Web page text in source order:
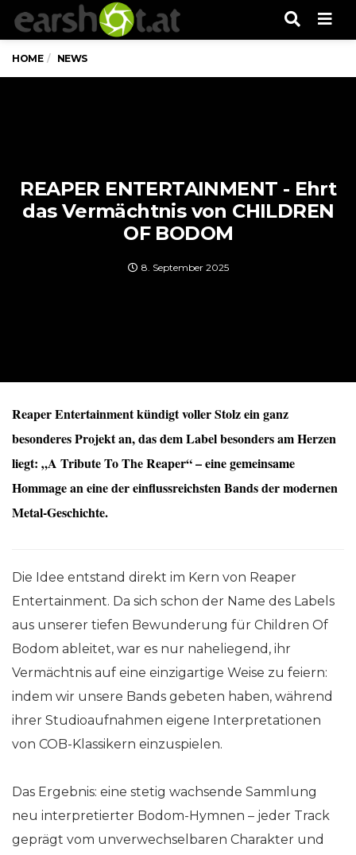
HOME NEWS
REAPER ENTERTAINMENT - Ehrt
das Vermächtnis von CHILDREN
OF BODOM
8. September 2025
Reaper Entertainment kündigt voller Stolz ein ganz
besonderes Projekt an, das dem Label besonders am Herzen
liegt: „A Tribute To The Reaper“ – eine gemeinsame
Hommage an eine der einflussreichsten Bands der modernen
Metal-Geschichte.
Die Idee entstand direkt im Kern von Reaper
Entertainment. Da sich schon der Name des Labels
aus unserer tiefen Bewunderung für Children Of
Bodom ableitet, war es nur naheliegend, ihr
Vermächtnis auf eine einzigartige Weise zu feiern:
indem wir unsere Bands gebeten haben, während
ihrer Studioaufnahmen eigene Interpretationen
von COB-Klassikern einzuspielen.
Das Ergebnis: eine stetig wachsende Sammlung
neu interpretierter Bodom-Hymnen – jeder Track
geprägt vom unverwechselbaren Charakter und